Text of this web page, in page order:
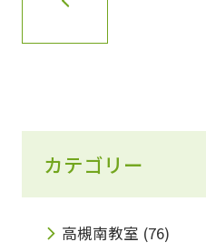
カテゴリー
高槻南教室 (76)